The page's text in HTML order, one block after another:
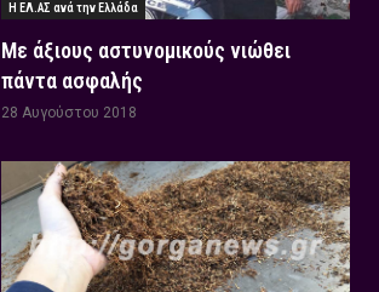
Η ΕΛ.ΑΣ ανά την Ελλάδα
Με άξιους αστυνομικούς νιώθει
πάντα ασφαλής
28 Αυγούστου 2018